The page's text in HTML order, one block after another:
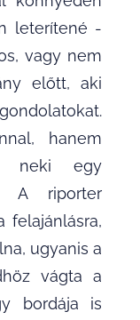
leterítené -
vagy nem
előtt, aki
hanem
neki egy
A riporter
felajánlásra,
ugyanis a
vágta a
bordája is